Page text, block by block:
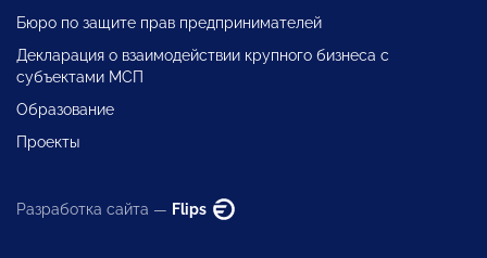
Бюро по защите прав предпринимателей
Декларация о взаимодействии крупного бизнеса с
субъектами МСП
Образование
Проекты
Разработка сайта — Flips